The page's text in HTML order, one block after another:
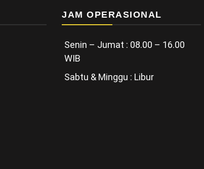
JAM OPERASIONAL
Senin – Jumat : 08.00 – 16.00
WIB
Sabtu & Minggu : Libur